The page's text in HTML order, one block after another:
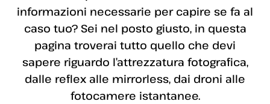
informazioni necessarie per capire se fa al
caso tuo? Sei nel posto giusto, in questa
pagina troverai tutto quello che devi
sapere riguardo l’attrezzatura fotografica,
dalle reflex alle mirrorless, dai droni alle
fotocamere istantanee.